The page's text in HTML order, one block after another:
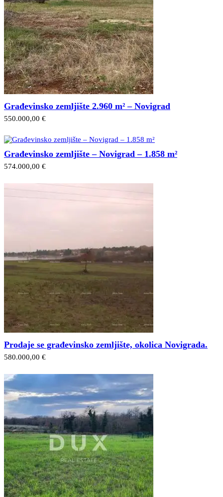
Građevinsko zemljište 2.960 m² – Novigrad
550.000,00 €
Građevinsko zemljište – Novigrad – 1.858 m²
574.000,00 €
Prodaje se građevinsko zemljište, okolica Novigrada.
580.000,00 €